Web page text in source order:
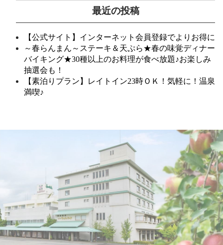
最近の投稿
【公式サイト】インターネット会員登録でよりお得に
～春らんまん～ステーキ＆天ぷら★春の味覚ディナー
バイキング★30種以上のお料理が食べ放題♪お楽しみ
抽選会も！
【素泊りプラン】レイトイン23時ＯＫ！気軽に！温泉
満喫♪